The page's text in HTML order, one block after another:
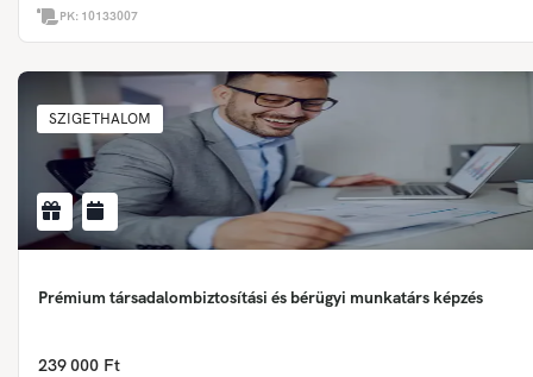
PK: 10133007
SZIGETHALOM
Prémium társadalombiztosítási és bérügyi munkatárs képzés
239 000 Ft